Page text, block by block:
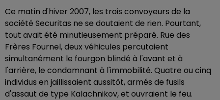
Ce matin d'hiver 2007, les trois convoyeurs de la
société Securitas ne se doutaient de rien. Pourtant,
tout avait été minutieusement préparé. Rue des
Frères Fournel, deux véhicules percutaient
simultanément le fourgon blindé à l'avant et à
l'arrière, le condamnant à l'immobilité. Quatre ou cinq
individus en jaillissaient aussitôt, armés de fusils
d'assaut de type Kalachnikov, et ouvraient le feu.